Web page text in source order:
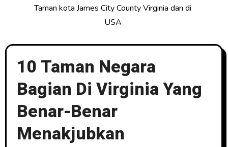
Taman kota James City County Virginia dan di
USA
10 Taman Negara
Bagian Di Virginia Yang
Benar-Benar
Menakjubkan